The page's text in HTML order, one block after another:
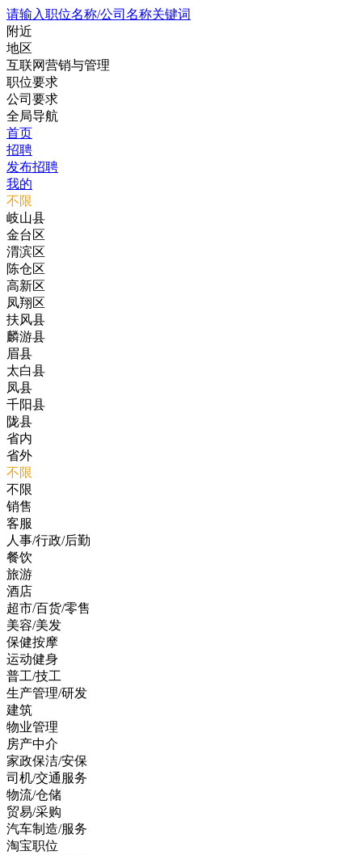
请输入职位名称/公司名称关键词
附近
地区
互联网营销与管理
职位要求
公司要求
全局导航
首页
招聘
发布招聘
我的
不限
岐山县
金台区
渭滨区
陈仓区
高新区
凤翔区
扶风县
麟游县
眉县
太白县
凤县
千阳县
陇县
省内
省外
不限
不限
销售
客服
人事/行政/后勤
餐饮
旅游
酒店
超市/百货/零售
美容/美发
保健按摩
运动健身
普工/技工
生产管理/研发
建筑
物业管理
房产中介
家政保洁/安保
司机/交通服务
物流/仓储
贸易/采购
汽车制造/服务
淘宝职位